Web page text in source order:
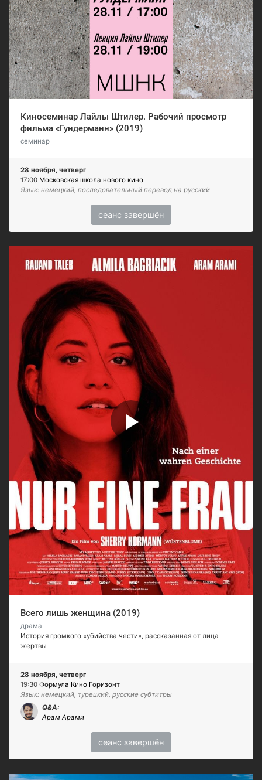
Киносеминар Лайлы Штилер. Рабочий просмотр
фильма «Гундерманн» (2019)
cеминар
28 ноября, четверг
17:00 Московская школа нового кино
Язык: немецкий, последовательный перевод на русский
сеанс завершён
Всего лишь женщина (2019)
драма
История громкого «убийства чести», рассказанная от лица
жертвы
28 ноября, четверг
19:30 Формула Кино Горизонт
Язык: немецкий, турецкий, русские субтитры
Q&A:
Арам Арами
сеанс завершён